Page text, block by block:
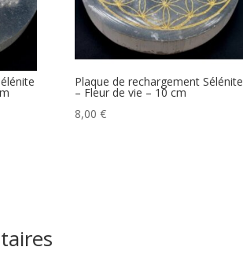
Plaque de rechargement Sélénite
– Fleur de vie – 10 cm
8,00€